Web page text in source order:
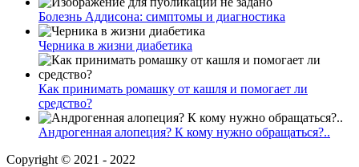
Болезнь Аддисона: симптомы и диагностика
Черника в жизни диабетика
Как принимать ромашку от кашля и помогает ли
средство?
Андрогенная алопеция? К кому нужно обращаться?..
Copyright © 2021 - 2022